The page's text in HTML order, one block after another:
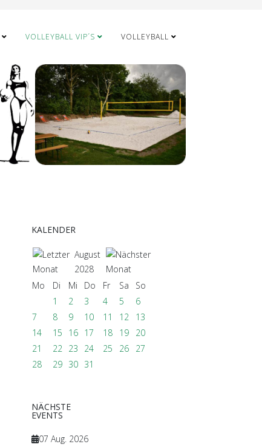
VOLLEYBALL VIP´S VOLLEYBALL
KALENDER
August
2028
Mo
Di Mi Do Fr Sa
So
1
2 3 4 5
6
7
8 9 10 11 12
13
14
15 16 17 18 19
20
21
22 23 24 25 26
27
28
29 30 31
NÄCHSTE
EVENTS
07 Aug. 2026